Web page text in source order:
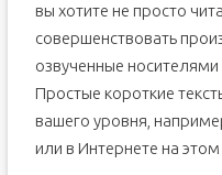
вы хотите не просто
совершенствовать
озвученные носителями
Простые короткие
вашего уровня,
или в Интернете на этом